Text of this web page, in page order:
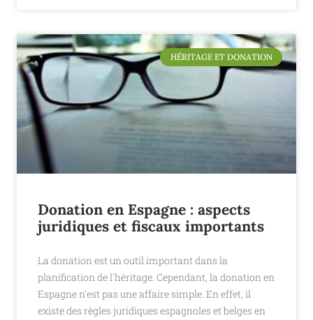
HÉRITAGE ET DONATION
Donation en Espagne : aspects
juridiques et fiscaux importants
La donation est un outil important dans la
planification de l'héritage. Cependant, la donation en
Espagne n'est pas une affaire simple. En effet, il
existe des règles juridiques espagnoles et belges en